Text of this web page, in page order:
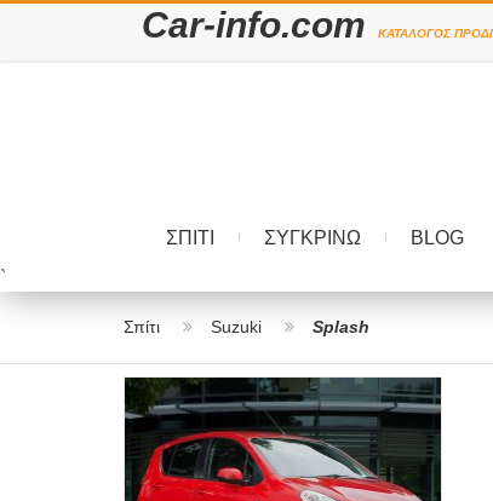
Car-info.com ΚΑΤΆΛΟΓΟΣ
ΣΠΊΤΙ ΣΥΓΚΡΊΝΩ
BLOG
`
Σπίτι Suzuki Splash